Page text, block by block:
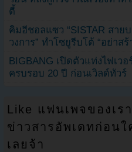
ตี้
คิมฮีชอลแซว “SISTAR สาย
วงการ” ทำโซยูรีบโต้ “อย่าสร้
BIGBANG เปิดตัวแท่งไฟเว
ครบรอบ 20 ปี ก่อนเวิลด์ทัวร์
Like แฟนเพจของเร
ข่าวสารอัพเดทก่อนใ
เลยจ้า